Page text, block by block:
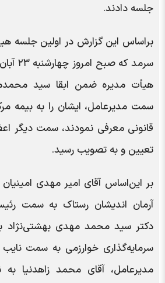
جلسه دادند.
براساس این گزارش در اولین جلسه
هیأت مدیره ضمن ابقا سید
سمت مدیرعامل، ایشان را به بیمه
قانونی معرفی نمودند، سمت دیگر
تعیین و به تصویب رسید.
بر این‌اساس آقای امیر مهدی
آرمان اندیشان رستاک به سمت
دکتر سید محمد مهدی بهشتی‌نژاد
سرمایه‌گذاری خوارزمی به سمت
مدیرعامل، آقای محمد زاهدنیا به